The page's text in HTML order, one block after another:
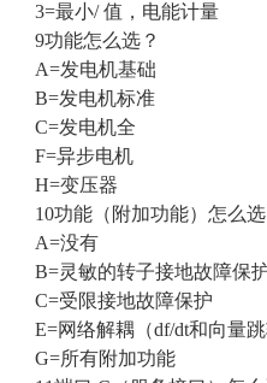
3=最小/ 值，电能计量
9功能怎么选？
A=发电机基础
B=发电机标准
C=发电机全
F=异步电机
H=变压器
10功能（附加功能）怎么
A=没有
B=灵敏的转子接地故障保
C=受限接地故障保护
E=网络解耦（df/dt和向量
G=所有附加功能